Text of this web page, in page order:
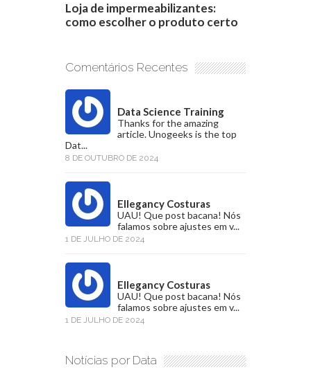
Loja de impermeabilizantes:
como escolher o produto certo
Comentários Recentes
Data Science Training
Thanks for the amazing
article. Unogeeks is the top
Dat...
8 DE OUTUBRO DE 2024
Ellegancy Costuras
UAU! Que post bacana! Nós
falamos sobre ajustes em v...
1 DE JULHO DE 2024
Ellegancy Costuras
UAU! Que post bacana! Nós
falamos sobre ajustes em v...
1 DE JULHO DE 2024
Notícias por Data